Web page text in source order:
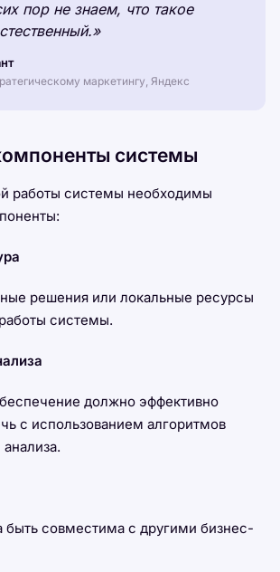
пор не знаем, что такое
маркетингу, Яндекс
системы
работы системы необходимы
решения или локальные ресурсы
системы.
должно эффективно
с использованием алгоритмов
совместима с другими бизнес-